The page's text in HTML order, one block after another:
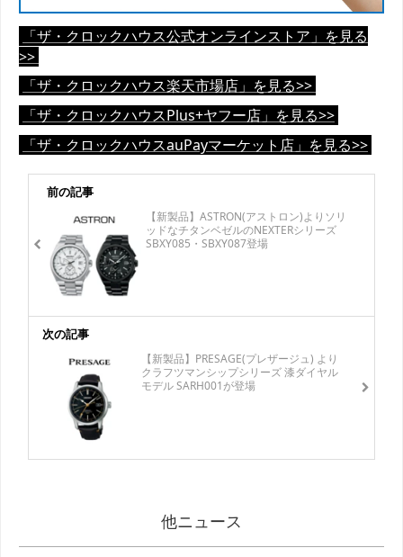
「ザ・クロックハウス公式オンラインストア」を見る
>>
「ザ・クロックハウス楽天市場店」を見る>>
「ザ・クロックハウスPlus+ヤフー店」を見る>>
「ザ・クロックハウスauPayマーケット店」を見る>>
前の記事
【新製品】ASTRON(アストロン)よりソリ
ッドなチタンベゼルのNEXTERシリーズ
SBXY085・SBXY087登場
次の記事
【新製品】PRESAGE(プレザージュ) より
クラフツマンシップシリーズ 漆ダイヤル
モデル SARH001が登場
他ニュース